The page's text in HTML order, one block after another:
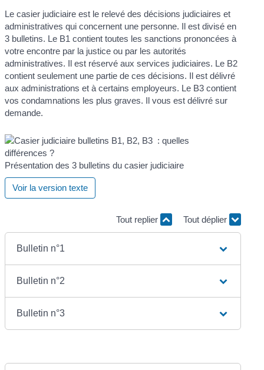
Le casier judiciaire est le relevé des décisions judiciaires et
administratives qui concernent une personne. Il est divisé en
3 bulletins. Le B1 contient toutes les sanctions prononcées à
votre encontre par la justice ou par les autorités
administratives. Il est réservé aux services judiciaires. Le B2
contient seulement une partie de ces décisions. Il est délivré
aux administrations et à certains employeurs. Le B3 contient
vos condamnations les plus graves. Il vous est délivré sur
demande.
Présentation des 3 bulletins du casier judiciaire
Voir la version texte
Tout replier Tout déplier
Bulletin n°1
Bulletin n°2
Bulletin n°3